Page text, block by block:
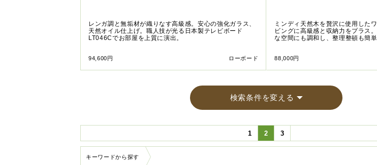
レンガ調と無垢材が織りなす高級感。安心の強化ガラス、
天然オイル仕上げ。職人技が光る日本製テレビボード
LT046Cでお部屋を上質に演出。
94,600円 ローボード
ミンディ天然木を贅沢に使用した
ビングに高級感と収納力をプラス
な空間にも調和し、整理整頓も簡単
88,000円
検索条件を変える
1 2 3
キーワードから探す